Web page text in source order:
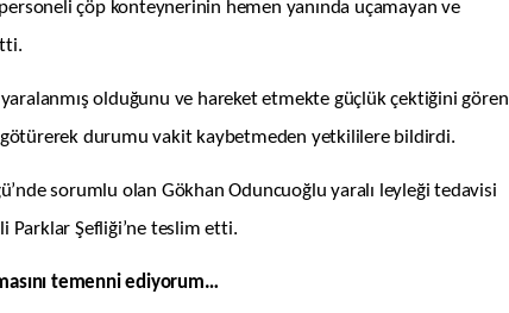
çöp konteynerinin hemen yanında uçamayan ve
olduğunu ve hareket etmekte güçlük çektiğini gören
durumu vakit kaybetmeden yetkililere bildirdi.
sorumlu olan Gökhan Oduncuoğlu yaralı leyleği tedavisi
Parklar Şefliği’ne teslim etti.
temenni ediyorum…